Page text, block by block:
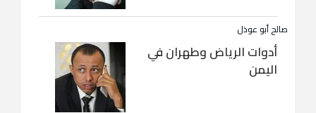
صالح أبو عوذل
أدوات الرياض وطهران في
اليمن